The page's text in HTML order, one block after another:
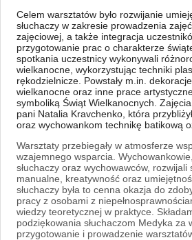
Celem warsztatów było rozwijanie
słuchaczy w zakresie prowadzenia
zajęciowej, a także integracja
przygotowanie prac o charakterze
spotkania uczestnicy wykonywali
wielkanocne, wykorzystując techniki
rękodzielnicze. Powstały m.in.
wielkanocne oraz inne prace
symboliką Świąt Wielkanocnych.
pani Natalia Kravchenko, która
oraz wychowankom technikę batikową
Warsztaty przebiegały w atmosferze
wzajemnego wsparcia.
słuchaczy oraz wychowawców, rozwijali
manualne, kreatywność oraz
słuchaczy była to cenna okazja do
pracy z osobami z
wiedzy teoretycznej w praktyce.
podziękowania słuchaczom Medyka za
przygotowanie i prowadzenie